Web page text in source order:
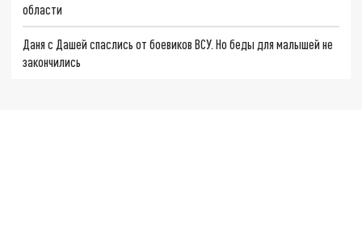
области
Даня с Дашей спаслись от боевиков ВСУ. Но беды для малышей не
закончились